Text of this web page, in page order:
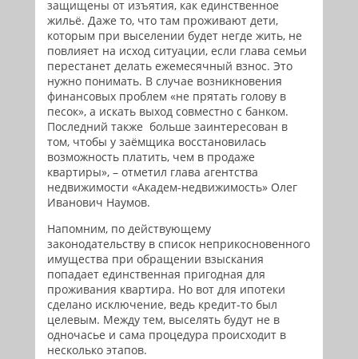
защищены от изъятия, как единственное
жильё. Даже то, что там проживают дети,
которым при выселении будет негде жить, не
повлияет на исход ситуации, если глава семьи
перестанет делать ежемесячный взнос. Это
нужно понимать. В случае возникновения
финансовых проблем «не прятать голову в
песок», а искать выход совместно с банком.
Последний также больше заинтересован в
том, чтобы у заёмщика восстановилась
возможность платить, чем в продаже
квартиры», – отметил глава агентства
недвижимости «Академ-недвижимость» Олег
Иванович Наумов.
Напомним, по действующему
законодательству в список неприкосновенного
имущества при обращении взыскания
попадает единственная пригодная для
проживания квартира. Но вот для ипотеки
сделано исключение, ведь кредит-то был
целевым. Между тем, выселять будут не в
одночасье и сама процедура происходит в
несколько этапов.